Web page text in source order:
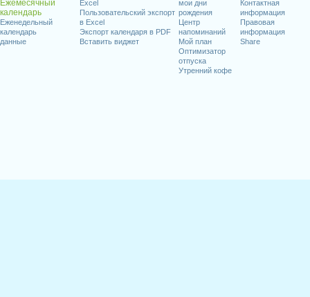
Ежемесячный
календарь
Еженедельный
календарь
данные
Excel
Пользовательский экспорт
в Excel
Экспорт календаря в PDF
Вставить виджет
мои дни
рождения
Центр
напоминаний
Мой план
Оптимизатор
отпуска
Утренний кофе
Контактная
информация
Правовая
информация
Share